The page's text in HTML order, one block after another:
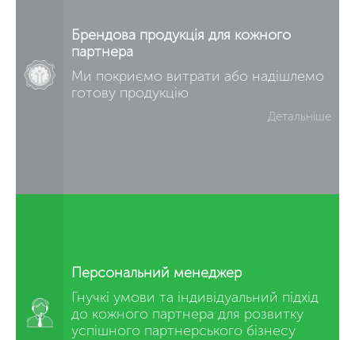
Брендова продукція для кожного
партнера
Ми покриємо витрати або надішлемо
готову продукцію
Детальніше
Персональний менеджер
Гнучкі умови та індивідуальний підхід
до кожного партнера для розвитку
успішного партнерського бізнесу